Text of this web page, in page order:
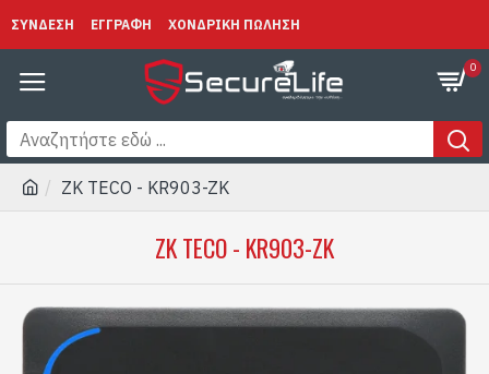
ΣΥΝΔΕΣΗ ΕΓΓΡΑΦΗ ΧΟΝΔΡΙΚΗ ΠΩΛΗΣΗ
0
ZK TECO - KR903-ZK
ZK TECO - KR903-ZK